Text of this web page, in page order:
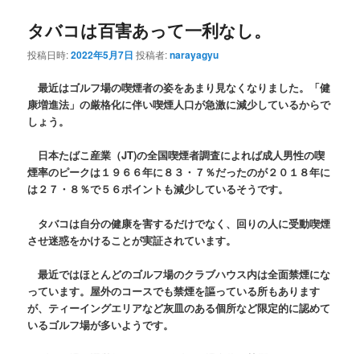
タバコは百害あって一利なし。
投稿日時:2022年5月7日 投稿者:narayagyu
最近はゴルフ場の喫煙者の姿をあまり見なくなりました。「健
康増進法」の厳格化に伴い喫煙人口が急激に減少しているからで
しょう。
日本たばこ産業（JT)の全国喫煙者調査によれば成人男性の喫
煙率のピークは１９６６年に８３・７％だったのが２０１８年に
は２７・８％で５６ポイントも減少しているそうです。
タバコは自分の健康を害するだけでなく、回りの人に受動喫煙
させ迷惑をかけることが実証されています。
最近ではほとんどのゴルフ場のクラブハウス内は全面禁煙にな
っています。屋外のコースでも禁煙を謳っている所もあります
が、ティーイングエリアなど灰皿のある個所など限定的に認めて
いるゴルフ場が多いようです。